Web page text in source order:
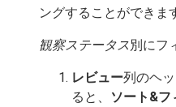
ングすることができま
観察ステータス別にフ
レビュー列のヘ
ると、
ソート&フ